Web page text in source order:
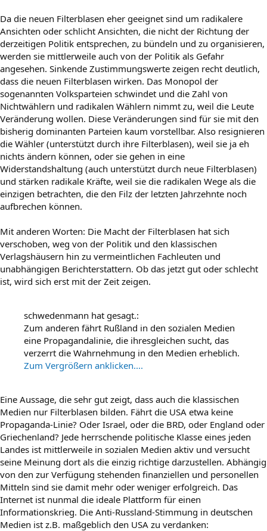
Da die neuen Filterblasen eher geeignet sind um radikalere
Ansichten oder schlicht Ansichten, die nicht der Richtung der
derzeitigen Politik entsprechen, zu bündeln und zu organisieren,
werden sie mittlerweile auch von der Politik als Gefahr
angesehen. Sinkende Zustimmungswerte zeigen recht deutlich,
dass die neuen Filterblasen wirken. Das Monopol der
sogenannten Volksparteien schwindet und die Zahl von
Nichtwählern und radikalen Wählern nimmt zu, weil die Leute
Veränderung wollen. Diese Veränderungen sind für sie mit den
bisherig dominanten Parteien kaum vorstellbar. Also resignieren
die Wähler (unterstützt durch ihre Filterblasen), weil sie ja eh
nichts ändern können, oder sie gehen in eine
Widerstandshaltung (auch unterstützt durch neue Filterblasen)
und stärken radikale Kräfte, weil sie die radikalen Wege als die
einzigen betrachten, die den Filz der letzten Jahrzehnte noch
aufbrechen können.
Mit anderen Worten: Die Macht der Filterblasen hat sich
verschoben, weg von der Politik und den klassischen
Verlagshäusern hin zu vermeintlichen Fachleuten und
unabhängigen Berichterstattern. Ob das jetzt gut oder schlecht
ist, wird sich erst mit der Zeit zeigen.
schwedenmann hat gesagt.:
Zum anderen fährt Rußland in den sozialen Medien
eine Propagandalinie, die ihresgleichen sucht, das
verzerrt die Wahrnehmung in den Medien erheblich.
Zum Vergrößern anklicken....
Eine Aussage, die sehr gut zeigt, dass auch die klassischen
Medien nur Filterblasen bilden. Fährt die USA etwa keine
Propaganda-Linie? Oder Israel, oder die BRD, oder England oder
Griechenland? Jede herrschende politische Klasse eines jeden
Landes ist mittlerweile in sozialen Medien aktiv und versucht
seine Meinung dort als die einzig richtige darzustellen. Abhängig
von den zur Verfügung stehenden finanziellen und personellen
Mitteln sind sie damit mehr oder weniger erfolgreich. Das
Internet ist nunmal die ideale Plattform für einen
Informationskrieg. Die Anti-Russland-Stimmung in deutschen
Medien ist z.B. maßgeblich den USA zu verdanken: